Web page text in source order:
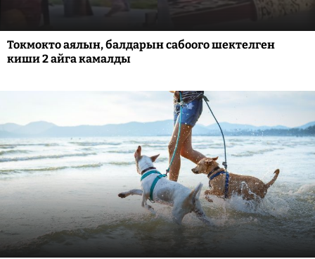
Токмокто аялын, балдарын сабоого шектелген
киши 2 айга камалды